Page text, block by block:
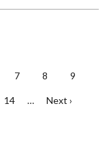
Page
7 Page
8 Page
9
Page
14 …
Siguiente
Next ›